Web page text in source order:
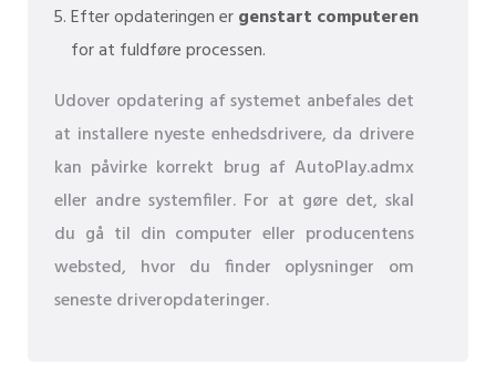
Efter opdateringen ergenstart computeren
for at fuldføre processen.
Udover opdatering af systemet anbefales det
at installere nyeste enhedsdrivere, da drivere
kan påvirke korrekt brug af AutoPlay.admx
eller andre systemfiler. For at gøre det, skal
du gå til din computer eller producentens
websted, hvor du finder oplysninger om
seneste driveropdateringer.